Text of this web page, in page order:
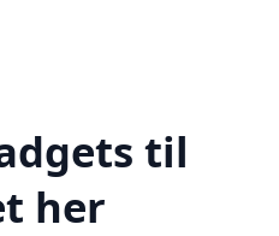
til
her